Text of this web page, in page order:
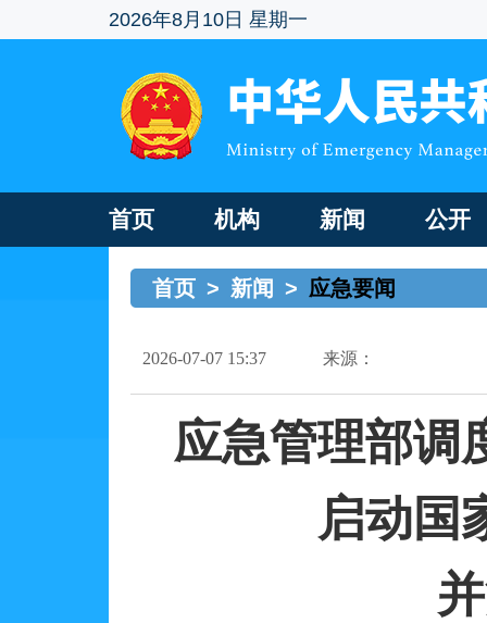
2026年8月10日 星期一
首页 机构 新闻 公开
首页 > 新闻 > 应急要闻
2026-07-07 15:37 来源：
应急管理部调
启动国